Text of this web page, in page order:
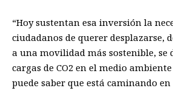
“Hoy sustentan esa inversión la
ciudadanos de querer desplazarse,
a una movilidad más sostenible, se
cargas de CO2 en el medio
puede saber que está caminando